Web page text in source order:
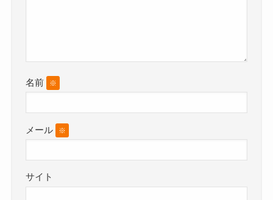
名前 ※
メール ※
サイト